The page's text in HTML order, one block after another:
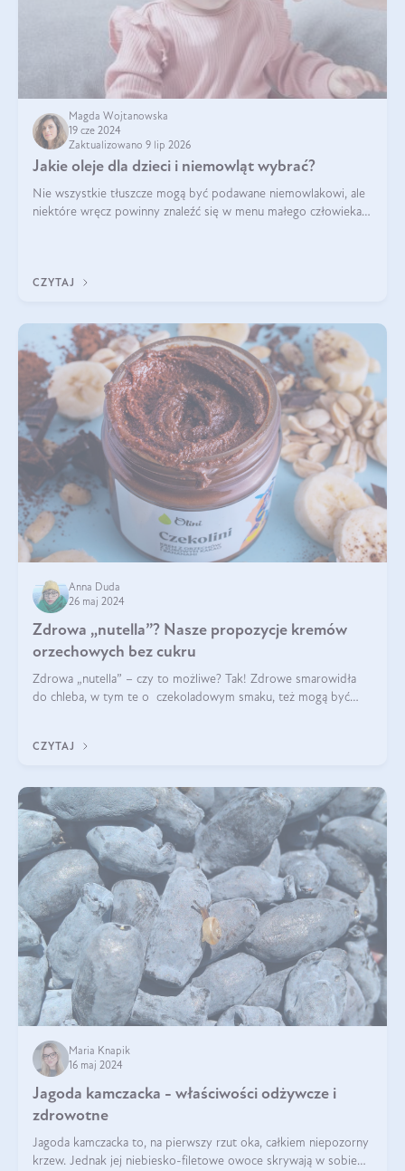
Magda Wojtanowska
19 cze 2024
Zaktualizowano 9 lip 2026
Jakie oleje dla dzieci i niemowląt wybrać?
Nie wszystkie tłuszcze mogą być podawane niemowlakowi, ale
niektóre wręcz powinny znaleźć się w menu małego człowieka.
CZYTAJ
Anna Duda
26 maj 2024
Zdrowa „nutella”? Nasze propozycje kremów
orzechowych bez cukru
Zdrowa „nutella” – czy to możliwe? Tak! Zdrowe smarowidła
do chleba, w tym te o czekoladowym smaku, też mogą być
CZYTAJ
Maria Knapik
16 maj 2024
Jagoda kamczacka - właściwości odżywcze i
zdrowotne
Jagoda kamczacka to, na pierwszy rzut oka, całkiem niepozorny
krzew. Jednak jej niebiesko-filetowe owoce skrywają w sobie